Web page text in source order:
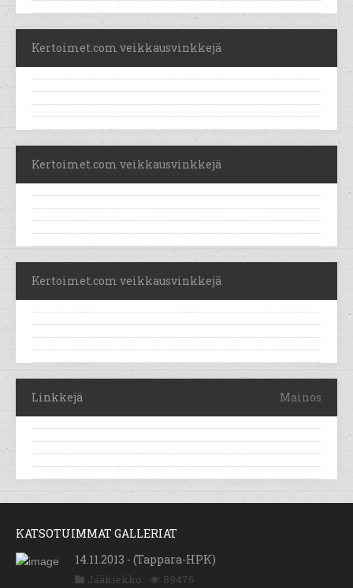
Kertoimet.com veikkausvinkkejä
Kertoimet.com veikkausvinkkejä
Kertoimet.com veikkausvinkkejä
Linkkejä Mainos
KATSOTUIMMAT GALLERIAT
14.11.2013 - (Tappara-HPK)
Jääkiekko 89476